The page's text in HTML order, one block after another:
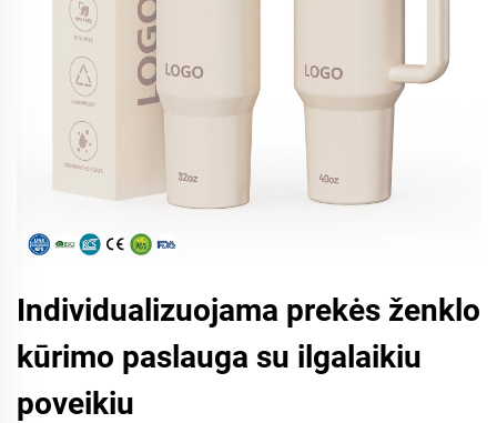
Individualizuojama prekės ženklo
kūrimo paslauga su ilgalaikiu
poveikiu